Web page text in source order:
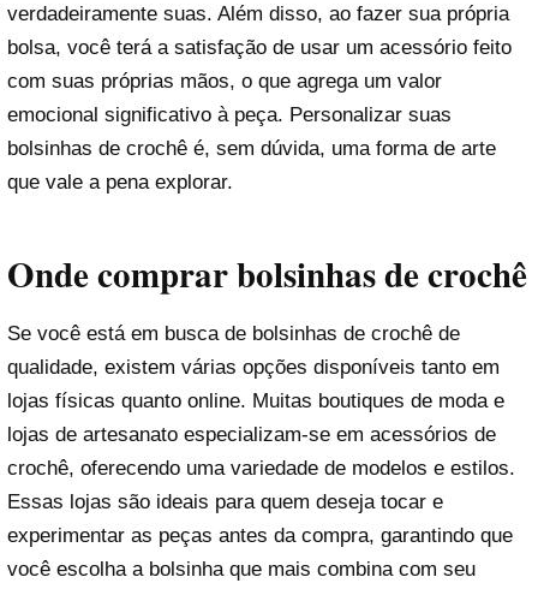
verdadeiramente suas. Além disso, ao fazer sua própria
bolsa, você terá a satisfação de usar um acessório feito
com suas próprias mãos, o que agrega um valor
emocional significativo à peça. Personalizar suas
bolsinhas de crochê é, sem dúvida, uma forma de arte
que vale a pena explorar.
Onde comprar bolsinhas de crochê
Se você está em busca de bolsinhas de crochê de
qualidade, existem várias opções disponíveis tanto em
lojas físicas quanto online. Muitas boutiques de moda e
lojas de artesanato especializam-se em acessórios de
crochê, oferecendo uma variedade de modelos e estilos.
Essas lojas são ideais para quem deseja tocar e
experimentar as peças antes da compra, garantindo que
você escolha a bolsinha que mais combina com seu